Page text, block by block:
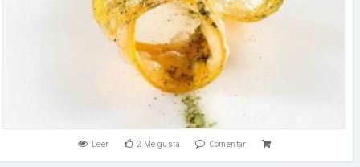
Leer 2 Me gusta Comentar